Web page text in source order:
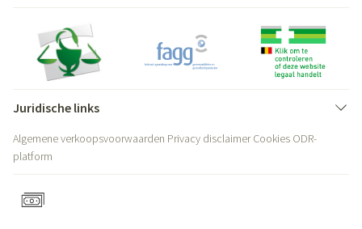
Juridische links
Algemene verkoopsvoorwaarden Privacy disclaimer Cookies ODR-
platform